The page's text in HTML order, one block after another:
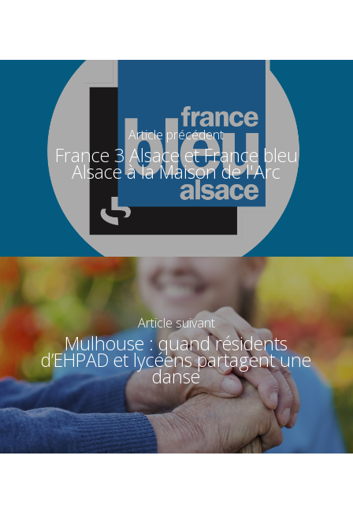
Article précédent
France 3 Alsace et France bleu
Alsace à la Maison de l'Arc
Article suivant
Mulhouse : quand résidents
d’EHPAD et lycéens partagent une
danse